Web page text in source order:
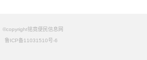
©copyright铭竟便民信息网
鲁ICP备11031510号-6